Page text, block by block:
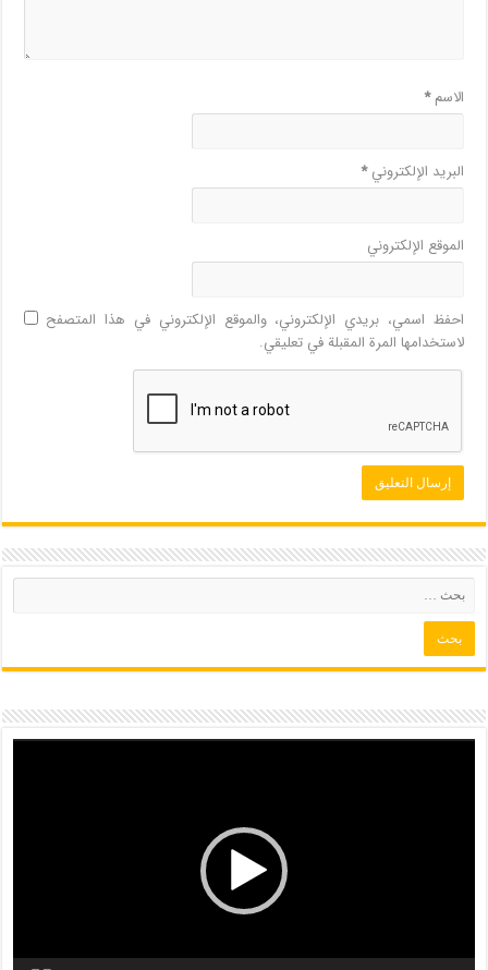
الاسم*
البريد الإلكتروني*
الموقع الإلكتروني
احفظ اسمي، بريدي الإلكتروني، والموقع الإلكتروني في هذا المتصفح
لاستخدامها المرة المقبلة في تعليقي.